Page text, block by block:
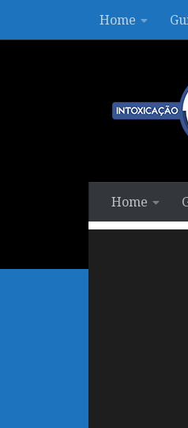
Skip to contentHome
Home